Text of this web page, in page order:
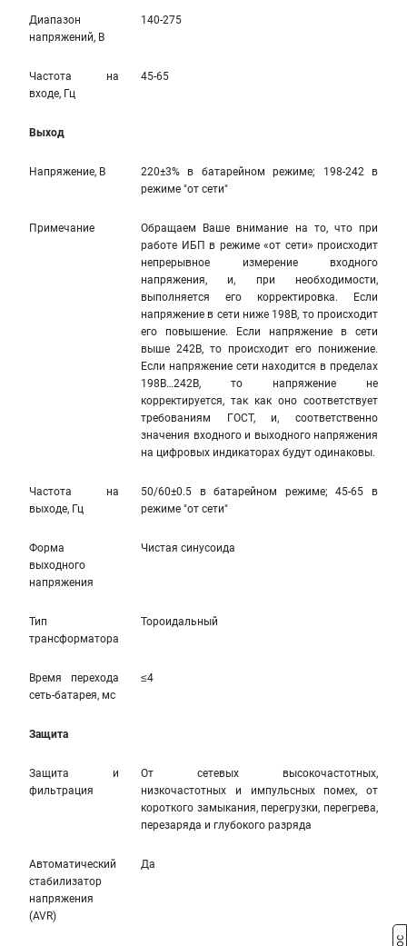
Диапазон
напряжений, В
140-275
Частота на
входе, Гц
45-65
Выход
Напряжение, В
220±3% в батарейном режиме; 198-242 в
режиме "от сети"
Примечание
Обращаем Ваше внимание на то, что при
работе ИБП в режиме «от сети» происходит
непрерывное измерение входного
напряжения, и, при необходимости,
выполняется его корректировка. Если
напряжение в сети ниже 198В, то происходит
его повышение. Если напряжение в сети
выше 242В, то происходит его понижение.
Если напряжение сети находится в пределах
198В…242В, то напряжение не
корректируется, так как оно соответствует
требованиям ГОСТ, и, соответственно
значения входного и выходного напряжения
на цифровых индикаторах будут одинаковы.
Частота на
выходе, Гц
50/60±0.5 в батарейном режиме; 45-65 в
режиме "от сети"
Форма
выходного
напряжения
Чистая синусоида
Тип
трансформатора
Тороидальный
Время перехода
сеть-батарея, мс
≤4
Защита
Защита и
фильтрация
От сетевых высокочастотных,
низкочастотных и импульсных помех, от
короткого замыкания, перегрузки, перегрева,
перезаряда и глубокого разряда
Автоматический
стабилизатор
напряжения
(AVR)
Да